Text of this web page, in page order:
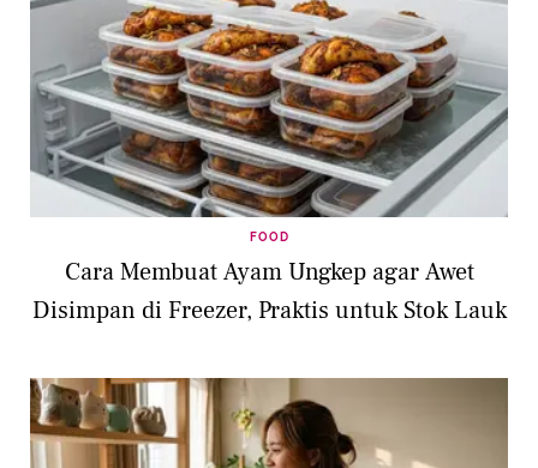
FOOD
Cara Membuat Ayam Ungkep agar Awet
Disimpan di Freezer, Praktis untuk Stok Lauk